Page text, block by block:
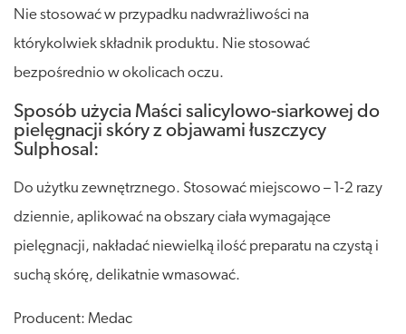
Nie stosować w przypadku nadwrażliwości na
którykolwiek składnik produktu. Nie stosować
bezpośrednio w okolicach oczu.
Sposób użycia Maści salicylowo-siarkowej do
pielęgnacji skóry z objawami łuszczycy
Sulphosal:
Do użytku zewnętrznego. Stosować miejscowo – 1-2 razy
dziennie, aplikować na obszary ciała wymagające
pielęgnacji, nakładać niewielką ilość preparatu na czystą i
suchą skórę, delikatnie wmasować.
Producent: Medac